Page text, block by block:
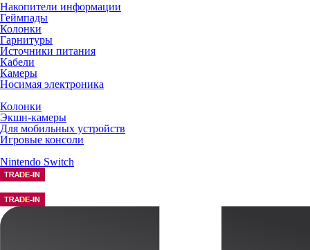
Накопители информации
Геймпады
Колонки
Гарнитуры
Источники питания
Кабели
Камеры
Носимая электроника
Колонки
Экшн-камеры
Для мобильных устройств
Игровые консоли
Nintendo Switch